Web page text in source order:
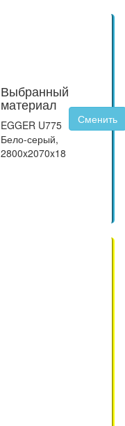
Выбранный
материал
EGGER U775
Бело-серый,
2800x2070x18
Сменить